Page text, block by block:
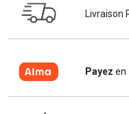
Livraison
Payez en